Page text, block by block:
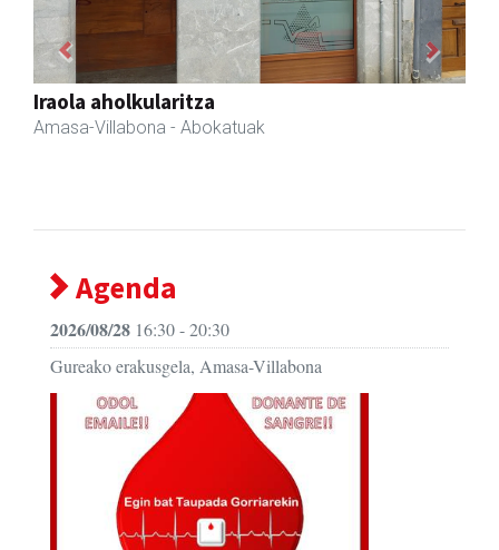
Eizmendi anaiak
Amasa-Villabona
Previous Next
Agenda
2026/08/28 16:30 - 20:30
Gureako erakusgela, Amasa-Villabona